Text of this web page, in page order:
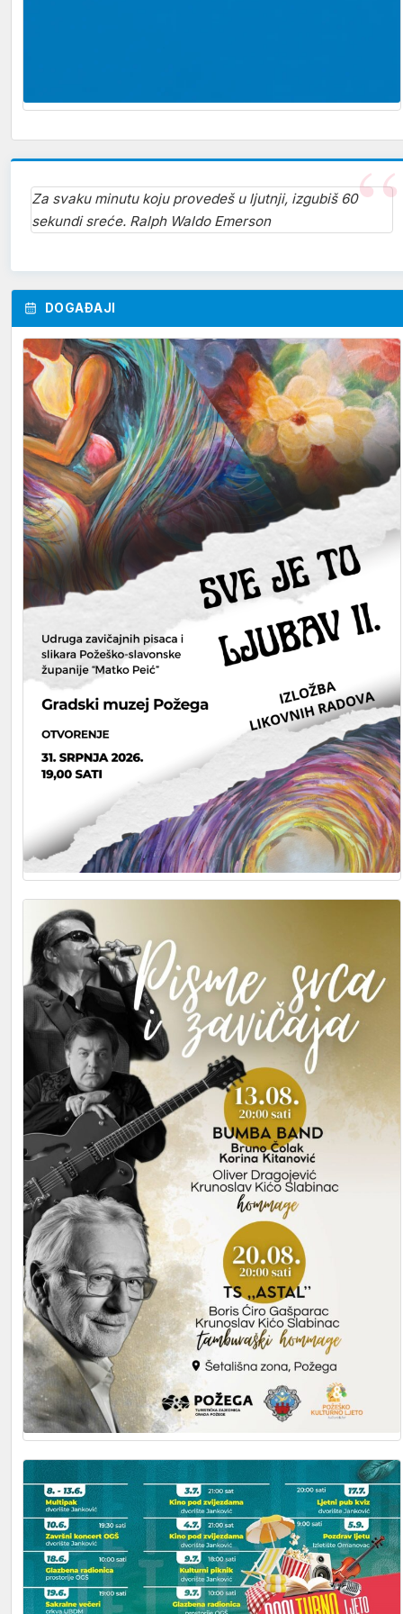
Za svaku minutu koju provedeš u ljutnji, izgubiš 60
sekundi sreće. Ralph Waldo Emerson
DOGAĐAJI